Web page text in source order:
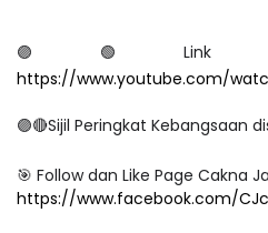
🟣🟢 Link
https://www.youtube.com/
🟣🔴Sijil Peringkat Kebangsaan
🎯 Follow dan Like Page Cakna
https://www.facebook.com/